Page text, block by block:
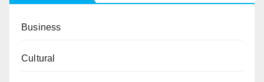
Business
Cultural